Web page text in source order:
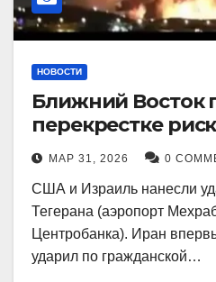
НОВОСТИ
Ближний Восток
перекрестке
МАР 31, 2026 0
США и Израиль нанесли
Тегерана (аэропорт
Центробанка). Иран
ударил по гражданской…